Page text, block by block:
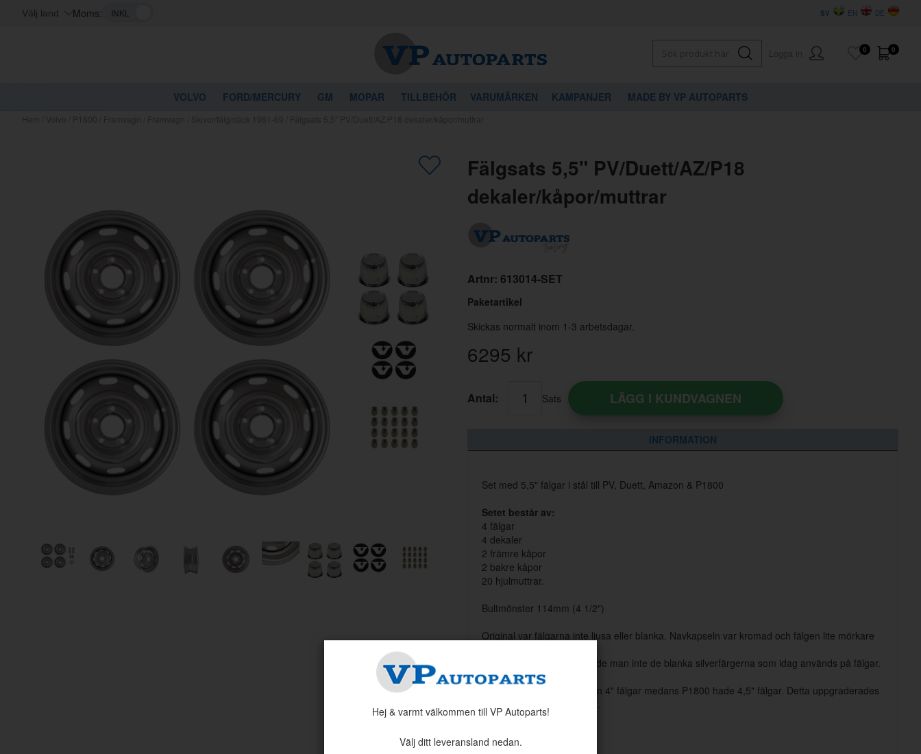
Välj land Moms: DE
EN
SV
0
0
VOLVO FORD/MERCURY GM MOPAR TILLBEHÖR VARUMÄRKEN KAMPANJER MADE BY VP AUTOPARTS
Kanske någon av dessa produkter kan intressera dig?
Fälgsats 5,5" PV/Duett/AZ/P18
dekaler/kåpor/muttrar
Artnr: 613014-SET
Paketartikel
Skickas normalt inom 1-3 arbetsdagar.
6295 kr
Antal: Sats LÄGG I KUNDVAGNEN
INFORMATION
Set med 5,5" fälgar i stål till PV, Duett, Amazon & P1800
Setet består av:
4 fälgar
4 dekaler
2 främre kåpor
2 bakre kåpor
20 hjulmuttrar.
Bultmönster 114mm (4 1/2")
Original var fälgarna inte ljusa eller blanka. Navkapseln var kromad och fälgen lite mörkare
På volvos originalfälgar hade man inte de blanka silverfärgerna som idag används på fälgar.
Original hade PV & Amazon 4" fälgar medans P1800 hade 4,5" fälgar. Detta uppgraderades
på 1960-talet till 5,5" fälgar.
Hej & varmt välkommen till VP Autoparts!
Välj ditt leveransland nedan.